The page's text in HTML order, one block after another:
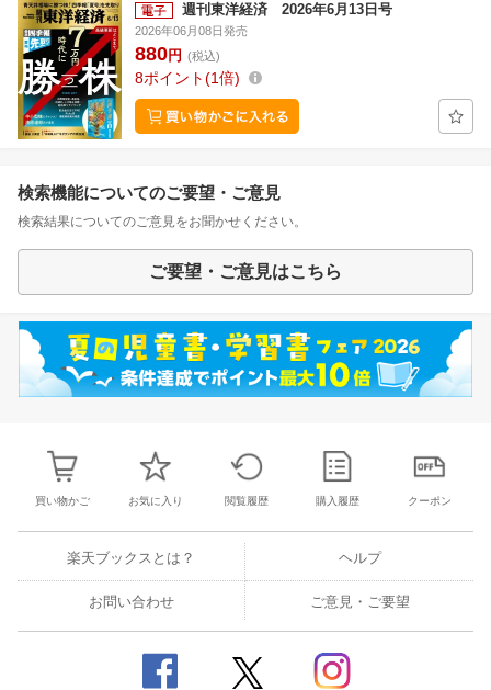
週刊東洋経済 2026年6月13日号
2026年06月08日発売
880円 (税込)
8ポイント 1倍
検索機能についてのご要望・ご意見
検索結果についてのご意見をお聞かせください。
ご要望・ご意見はこちら
買い物かご お気に入り 閲覧履歴 購入履歴 クーポン
楽天ブックスとは？ ヘルプ
お問い合わせ ご意見・ご要望